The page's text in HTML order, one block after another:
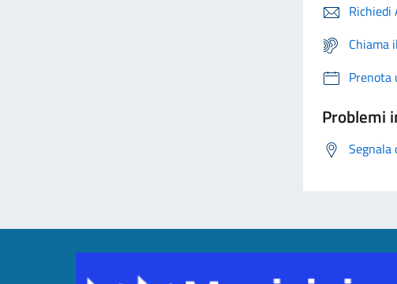
Richiedi
Chiama
Prenota
Problemi
Segnala